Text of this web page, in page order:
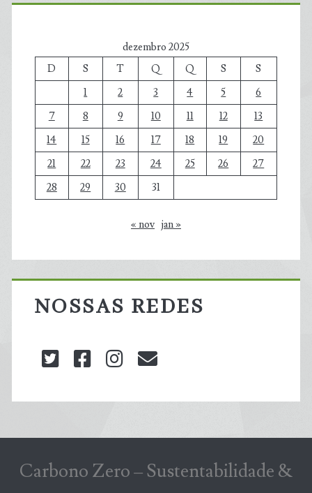
dezembro 2025
D
S T Q Q S
S
1
2 3 4 5
6
7
8 9 10 11 12
13
14
15 16 17 18 19
20
21
22 23 24 25 26
27
28
29 30 31
« nov jan »
NOSSAS REDES
twitterfacebookinstagram
Carbono Zero – Sustentabilidade &